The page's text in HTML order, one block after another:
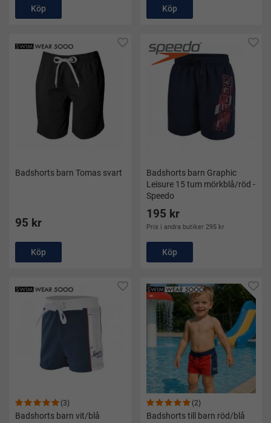
Köp Köp
Badshorts barn Tomas svart
95 kr
Köp
Badshorts barn Graphic
Leisure 15 tum mörkblå/röd -
Speedo
195 kr
Pris i andra butiker 295 kr
Köp
(3)
Badshorts barn vit/blå
(2)
Badshorts till barn röd/blå